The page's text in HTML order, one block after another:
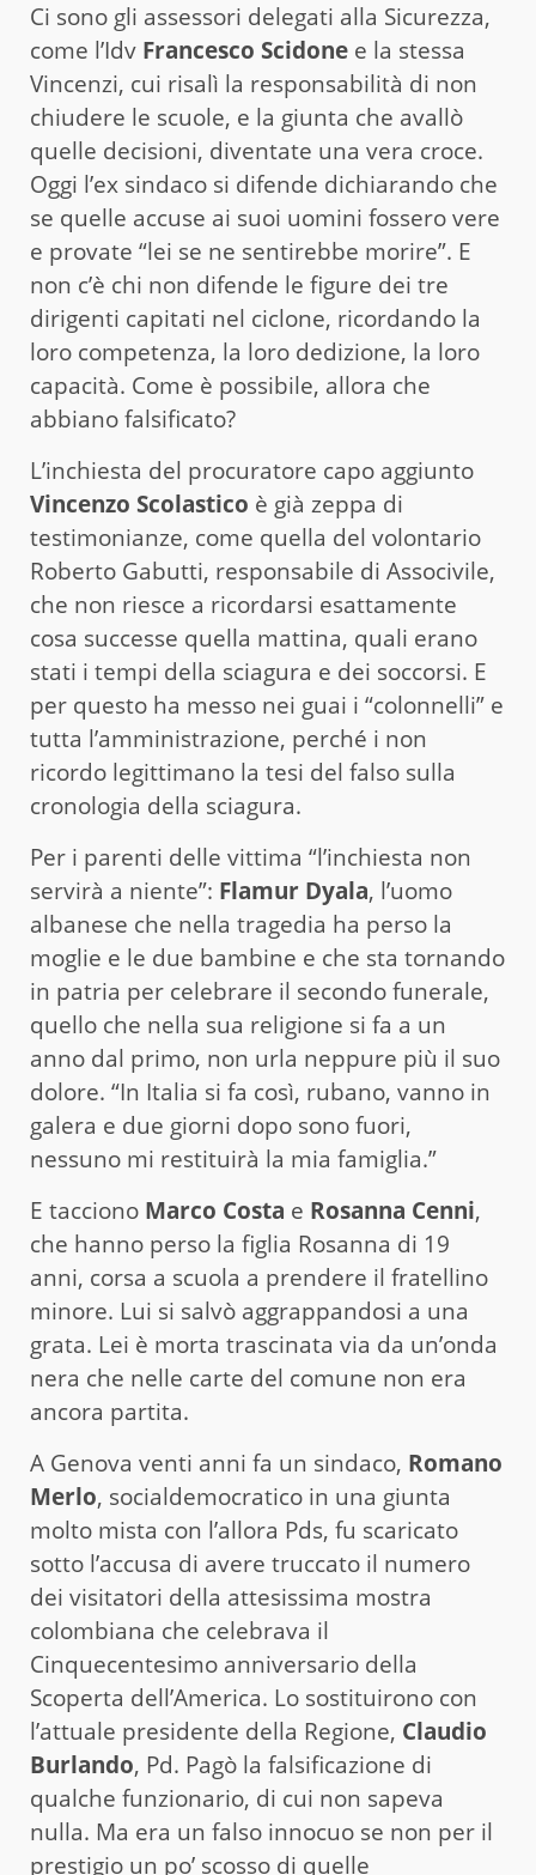
Ci sono gli assessori delegati alla Sicurezza,
come l’Idv Francesco Scidone e la stessa
Vincenzi, cui risalì la responsabilità di non
chiudere le scuole, e la giunta che avallò
quelle decisioni, diventate una vera croce.
Oggi l’ex sindaco si difende dichiarando che
se quelle accuse ai suoi uomini fossero vere
e provate “lei se ne sentirebbe morire”. E
non c’è chi non difende le figure dei tre
dirigenti capitati nel ciclone, ricordando la
loro competenza, la loro dedizione, la loro
capacità. Come è possibile, allora che
abbiano falsificato?
L’inchiesta del procuratore capo aggiunto
Vincenzo Scolastico è già zeppa di
testimonianze, come quella del volontario
Roberto Gabutti, responsabile di Associvile,
che non riesce a ricordarsi esattamente
cosa successe quella mattina, quali erano
stati i tempi della sciagura e dei soccorsi. E
per questo ha messo nei guai i “colonnelli” e
tutta l’amministrazione, perché i non
ricordo legittimano la tesi del falso sulla
cronologia della sciagura.
Per i parenti delle vittima “l’inchiesta non
servirà a niente”: Flamur Dyala, l’uomo
albanese che nella tragedia ha perso la
moglie e le due bambine e che sta tornando
in patria per celebrare il secondo funerale,
quello che nella sua religione si fa a un
anno dal primo, non urla neppure più il suo
dolore. “In Italia si fa così, rubano, vanno in
galera e due giorni dopo sono fuori,
nessuno mi restituirà la mia famiglia.”
E tacciono Marco Costa e Rosanna Cenni,
che hanno perso la figlia Rosanna di 19
anni, corsa a scuola a prendere il fratellino
minore. Lui si salvò aggrappandosi a una
grata. Lei è morta trascinata via da un’onda
nera che nelle carte del comune non era
ancora partita.
A Genova venti anni fa un sindaco, Romano
Merlo, socialdemocratico in una giunta
molto mista con l’allora Pds, fu scaricato
sotto l’accusa di avere truccato il numero
dei visitatori della attesissima mostra
colombiana che celebrava il
Cinquecentesimo anniversario della
Scoperta dell’America. Lo sostituirono con
l’attuale presidente della Regione, Claudio
Burlando, Pd. Pagò la falsificazione di
qualche funzionario, di cui non sapeva
nulla. Ma era un falso innocuo se non per il
prestigio un po’ scosso di quelle